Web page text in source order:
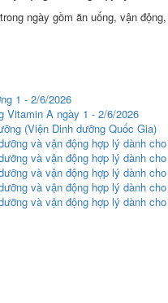
ngày gồm ăn uống, vận
1 - 2/6/2026
Vitamin A ngày 1 - 2/6/2026
(Viện Dinh dưỡng Quốc Gia)
và vận động hợp lý dành
và vận động hợp lý dành
và vận động hợp lý dành
và vận động hợp lý dành
và vận động hợp lý dành